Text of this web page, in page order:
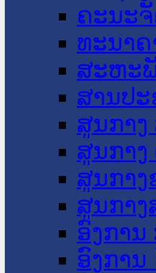
ຄະນະ
ທະນາ
ສະຫະ
ສານປ
ສູນກາ
ສູນກາງ
ສູນກາ
ສູນກາ
ອົງກາ
ອົງກາ